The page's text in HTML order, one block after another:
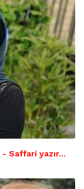
- Saffari yazır…